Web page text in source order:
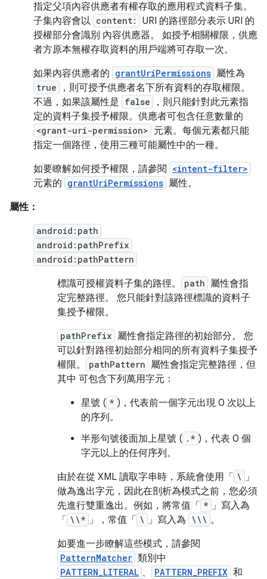
指定父項內容供應者有權存取的應用程式資料子集。
子集內容會以 content:
URI 的路徑部分表示 URI 的
授權部分會識別 內容供應器。 如授予相關權限，供應
者方原本無權存取資料的用戶端將可存取一次。
如果內容供應者的 grantUriPermissions 屬性為
true
，則可授予供應者名下所有資料的存取權限。
不過，如果該屬性是 false
，則只能針對此元素指
定的資料子集授予權限。供應者可包含任意數量的
<grant-uri-permission> 元素。每個元素都只能
指定一個路徑，使用三種可能屬性中的一種。
如要瞭解如何授予權限，請參閱
<intent-filter>
元素的 grantUriPermissions 屬性。
屬性：
android:path
android:pathPrefix
android:pathPattern
標識可授權資料子集的路徑。 path 屬性會指
定完整路徑。 您只能針對該路徑標識的資料子
集授予權限。
pathPrefix 屬性會指定路徑的初始部分。 您
可以針對路徑初始部分相同的所有資料子集授予
權限。
pathPattern 屬性會指定完整路徑，但
其中 可包含下列萬用字元：
星號 ( * )，代表前一個字元出現 0 次以上
的序列。
半形句號後面加上星號 ( .* )，代表 0 個
字元以上的任何序列。
由於在從 XML 讀取字串時，系統會使用「
\ 」
做為逸出字元，因此在剖析為模式之前，您必須
先進行雙重逸出。例如，將常值「
* 」寫入為
「
\\* 」，常值「 \ 」寫入為 \\\ 。
如要進一步瞭解這些模式，請參閱
PatternMatcher 類別中
PATTERN_LITERAL 、 PATTERN_PREFIX 和